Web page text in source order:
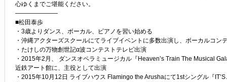
心ゆくまでご堪能ください。
———————
■松田泰歩
・3歳よりダンス、ボーカル、ピアノを習い始める
・沖縄アクターズスクールにてライブイベントに多数出演し、ボーカルコン
・たけしの万物創世記α波コンテストテレビ出演
・2015年2月、 ダンスオペラミュージカル『Heaven’s Train The Musical
近鉄アート館に、主役として出演
・2015年10月12日 ライブハウス Flamingo the Arushaにて1stシングル『